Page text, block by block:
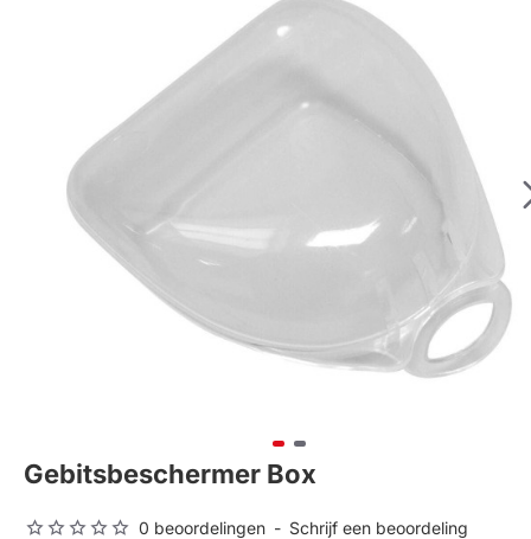
Gebitsbeschermer Box
0 beoordelingen - Schrijf een beoordeling